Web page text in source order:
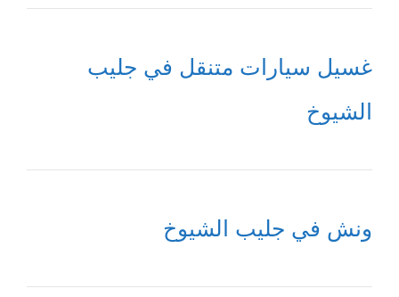
غسيل سيارات متنقل في جليب
الشيوخ
ونش في جليب الشيوخ